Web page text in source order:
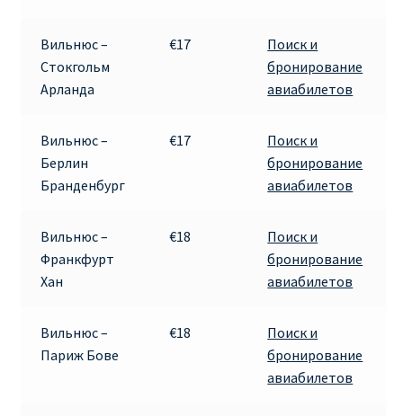
ПРАВИЛА RYANAIR В АЭРОПОРТУ И НА БОРТУ
ПРАВИЛА ПРОВОЗА БАГАЖА RYANAIR
ПУТЕШЕСТВИЕ С ДЕТЬМИ И МЛАДЕНЦАМИ
РЕЙСАМИ RYANAIR
ПУТЕШЕСТВИЯ РЕЙСАМИ RYANAIR
Информация по бронированию билетов Ryanair
Вильнюс –
Стокгольм
Арланда
€17
Поиск и
бронирование
авиабилетов
Вильнюс –
Берлин
Бранденбург
€17
Поиск и
бронирование
авиабилетов
Вильнюс –
Франкфурт
Хан
€18
Поиск и
бронирование
авиабилетов
Вильнюс –
Париж Бове
€18
Поиск и
бронирование
авиабилетов